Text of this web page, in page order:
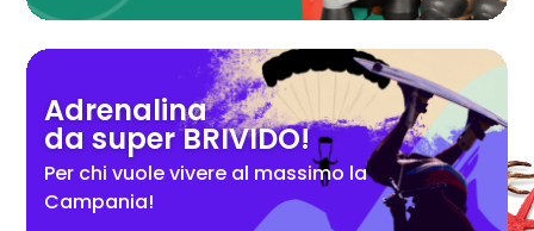
Adrenalina
da super BRIVIDO!
Per chi vuole vivere al massimo la
Campania!